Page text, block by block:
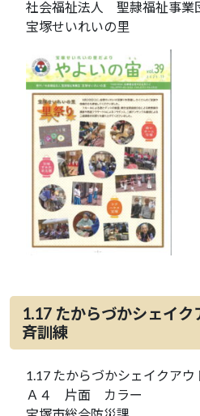
社会福祉法人 聖隷福祉事業
宝塚せいれいの里
1.17 たからづかシェイク
斉訓練
1.17 たからづかシェイクアウ
Ａ４ 片面 カラー